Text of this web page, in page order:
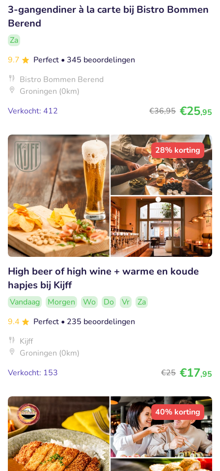
3-gangendiner à la carte bij Bistro Bommen
Berend
Za
9.7
Perfect • 345 beoordelingen
Bistro Bommen Berend
Groningen (0km)
Verkocht: 412
€36,95 €25,95
28% korting
High beer of high wine + warme en koude
hapjes bij Kijff
Vandaag Morgen Wo Do Vr
Za
9.4
Perfect • 235 beoordelingen
Kijff
Groningen (0km)
Verkocht: 153
€25 €17,95
40% korting